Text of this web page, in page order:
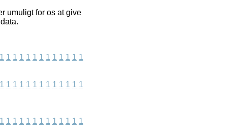
umuligt for os at give
1 1 1 1 1 1 1 1 1 1 1 1 1
1 1 1 1 1 1 1 1 1 1 1 1 1
1 1 1 1 1 1 1 1 1 1 1 1 1